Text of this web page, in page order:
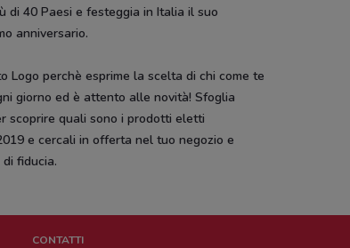
di 40 Paesi e festeggia in Italia il suo
anniversario.
Logo perchè esprime la scelta di chi come te
giorno ed è attento alle novità! Sfoglia
scoprire quali sono i prodotti eletti
e cercali in offerta nel tuo negozio e
fiducia.
CONTATTI